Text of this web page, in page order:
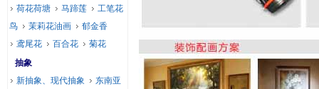
荷花荷塘
马蹄莲
工笔花
鸟
茉莉花油画
郁金香
鸢尾花
百合花
菊花
抽象
新抽象、现代抽象
东南亚